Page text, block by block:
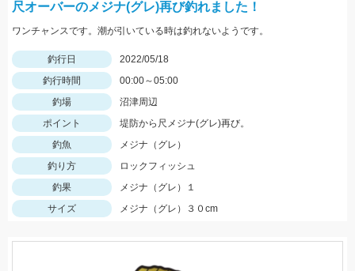
尺オーバーのメジナ(グレ)再び釣れました！
ワンチャンスです。潮が引いている時は釣れないようです。
釣行日
2022/05/18
釣行時間
00:00～05:00
釣場
沼津周辺
ポイント
堤防から尺メジナ(グレ)再び。
釣魚
メジナ（グレ）
釣り方
ロックフィッシュ
釣果
メジナ（グレ）１
サイズ
メジナ（グレ）３０cm